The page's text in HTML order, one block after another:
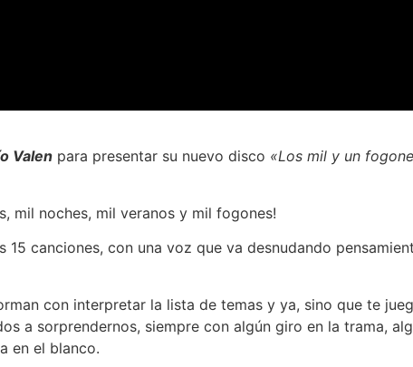
Valen para presentar su nuevo disco «Los mil y un
mil noches, mil veranos y mil fogones!
canciones, con una voz que va desnudando
con interpretar la lista de temas y ya, sino que te
a sorprendernos, siempre con algún giro en la trama,
en el blanco.